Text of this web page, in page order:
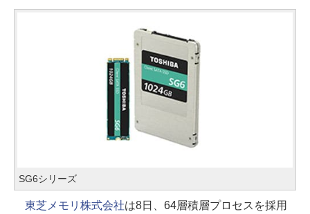
SG6シリーズ
東芝メモリ株式会社は8日、64層積層プロセスを採用